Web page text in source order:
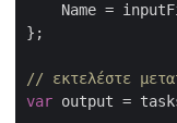
Name =
};
// εκτελέστε
var output =